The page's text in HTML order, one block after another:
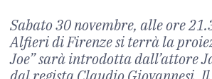
Sabato 30 novembre, alle ore
Alfieri di Firenze si terrà la
Joe” sarà introdotta dall’attore